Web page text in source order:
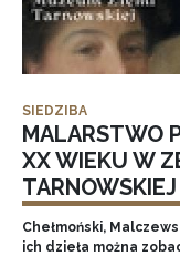
SIEDZIBA
MALARSTWO
XX WIEKU W
TARNOWSKIEJ
Chełmoński,
ich dzieła można